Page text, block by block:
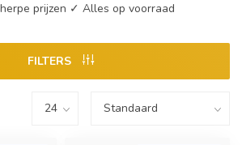
prijzen ✓ Alles op voorraad
FILTERS